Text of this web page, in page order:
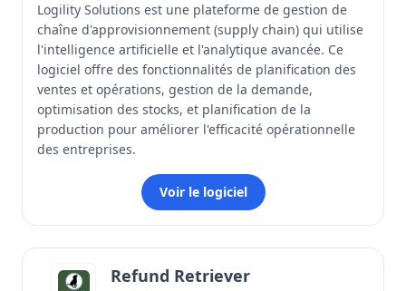
Logility Solutions est une plateforme de gestion de
chaîne d'approvisionnement (supply chain) qui utilise
l'intelligence artificielle et l'analytique avancée. Ce
logiciel offre des fonctionnalités de planification des
ventes et opérations, gestion de la demande,
optimisation des stocks, et planification de la
production pour améliorer l'efficacité opérationnelle
des entreprises.
Voir le logiciel
Refund Retriever